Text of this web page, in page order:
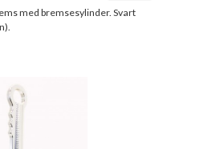
med bremsesylinder. Svart